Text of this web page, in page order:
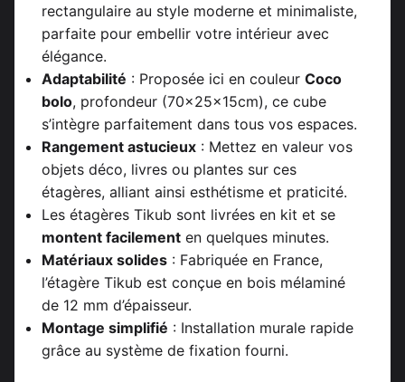
rectangulaire au style moderne et minimaliste,
parfaite pour embellir votre intérieur avec
élégance.
Adaptabilité : Proposée ici en couleur Coco
bolo, profondeur (70x25x15cm), ce cube
s’intègre parfaitement dans tous vos espaces.
Rangement astucieux : Mettez en valeur vos
objets déco, livres ou plantes sur ces
étagères, alliant ainsi esthétisme et praticité.
Les étagères Tikub sont livrées en kit et se
montent facilement en quelques minutes.
Matériaux solides : Fabriquée en France,
l’étagère Tikub est conçue en bois mélaminé
de 12 mm d’épaisseur.
Montage simplifié : Installation murale rapide
grâce au système de fixation fourni.